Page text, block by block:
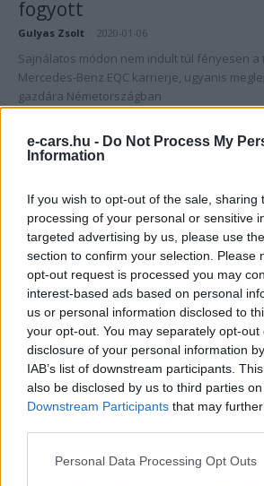
e-cars.hu - Do Not Process My
Information
If you wish to opt-out of the sale, sharing
processing of your personal or sensitive
targeted advertising by us, please use
section to confirm your selection. Please
opt-out request is processed you may
interest-based ads based on personal
us or personal information disclosed to
your opt-out. You may separately opt-
disclosure of your personal information
IAB’s list of downstream participants.
also be disclosed by us to third parties
Downstream Participants that may
Personal Data Processing Opt Outs
fogyott
Gulyas Zsolt 2020-01-06
Sajnálatos módon nem indult túl fényesen
Mercedes-Benz EQC karrierje, ugyanis
gazdára Németországban
Mennyi szén-dioxidba kerül
legyártása?
Eriqo 2019-11-14
Lássuk, hogyan alakul a sokat emlegetett